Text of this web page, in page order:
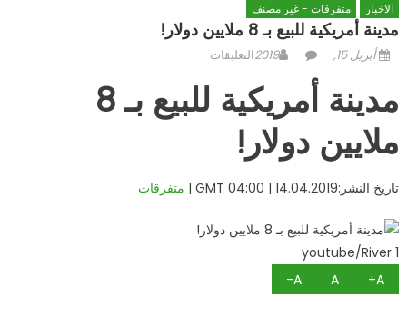
الاخبار متفرقات - غير مصنف
مدينة أمريكية للبيع بـ 8 ملايين دولار!
Posted
أبريل 15, 2019 Author التعليقاتعلى
للبيع
ملايين
دولار!
مغلقة
مدينة أمريكية للبيع بـ 8
ملايين دولار!
تاريخ النشر:14.04.2019
|
04:00 GMT
| متفرقات
youtube/River 1
A+
A
A-